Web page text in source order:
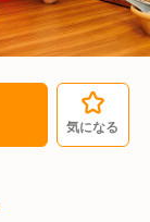
気になる